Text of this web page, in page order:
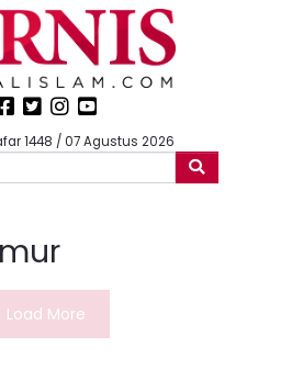
1448 / 07 Agustus 2026
Load More